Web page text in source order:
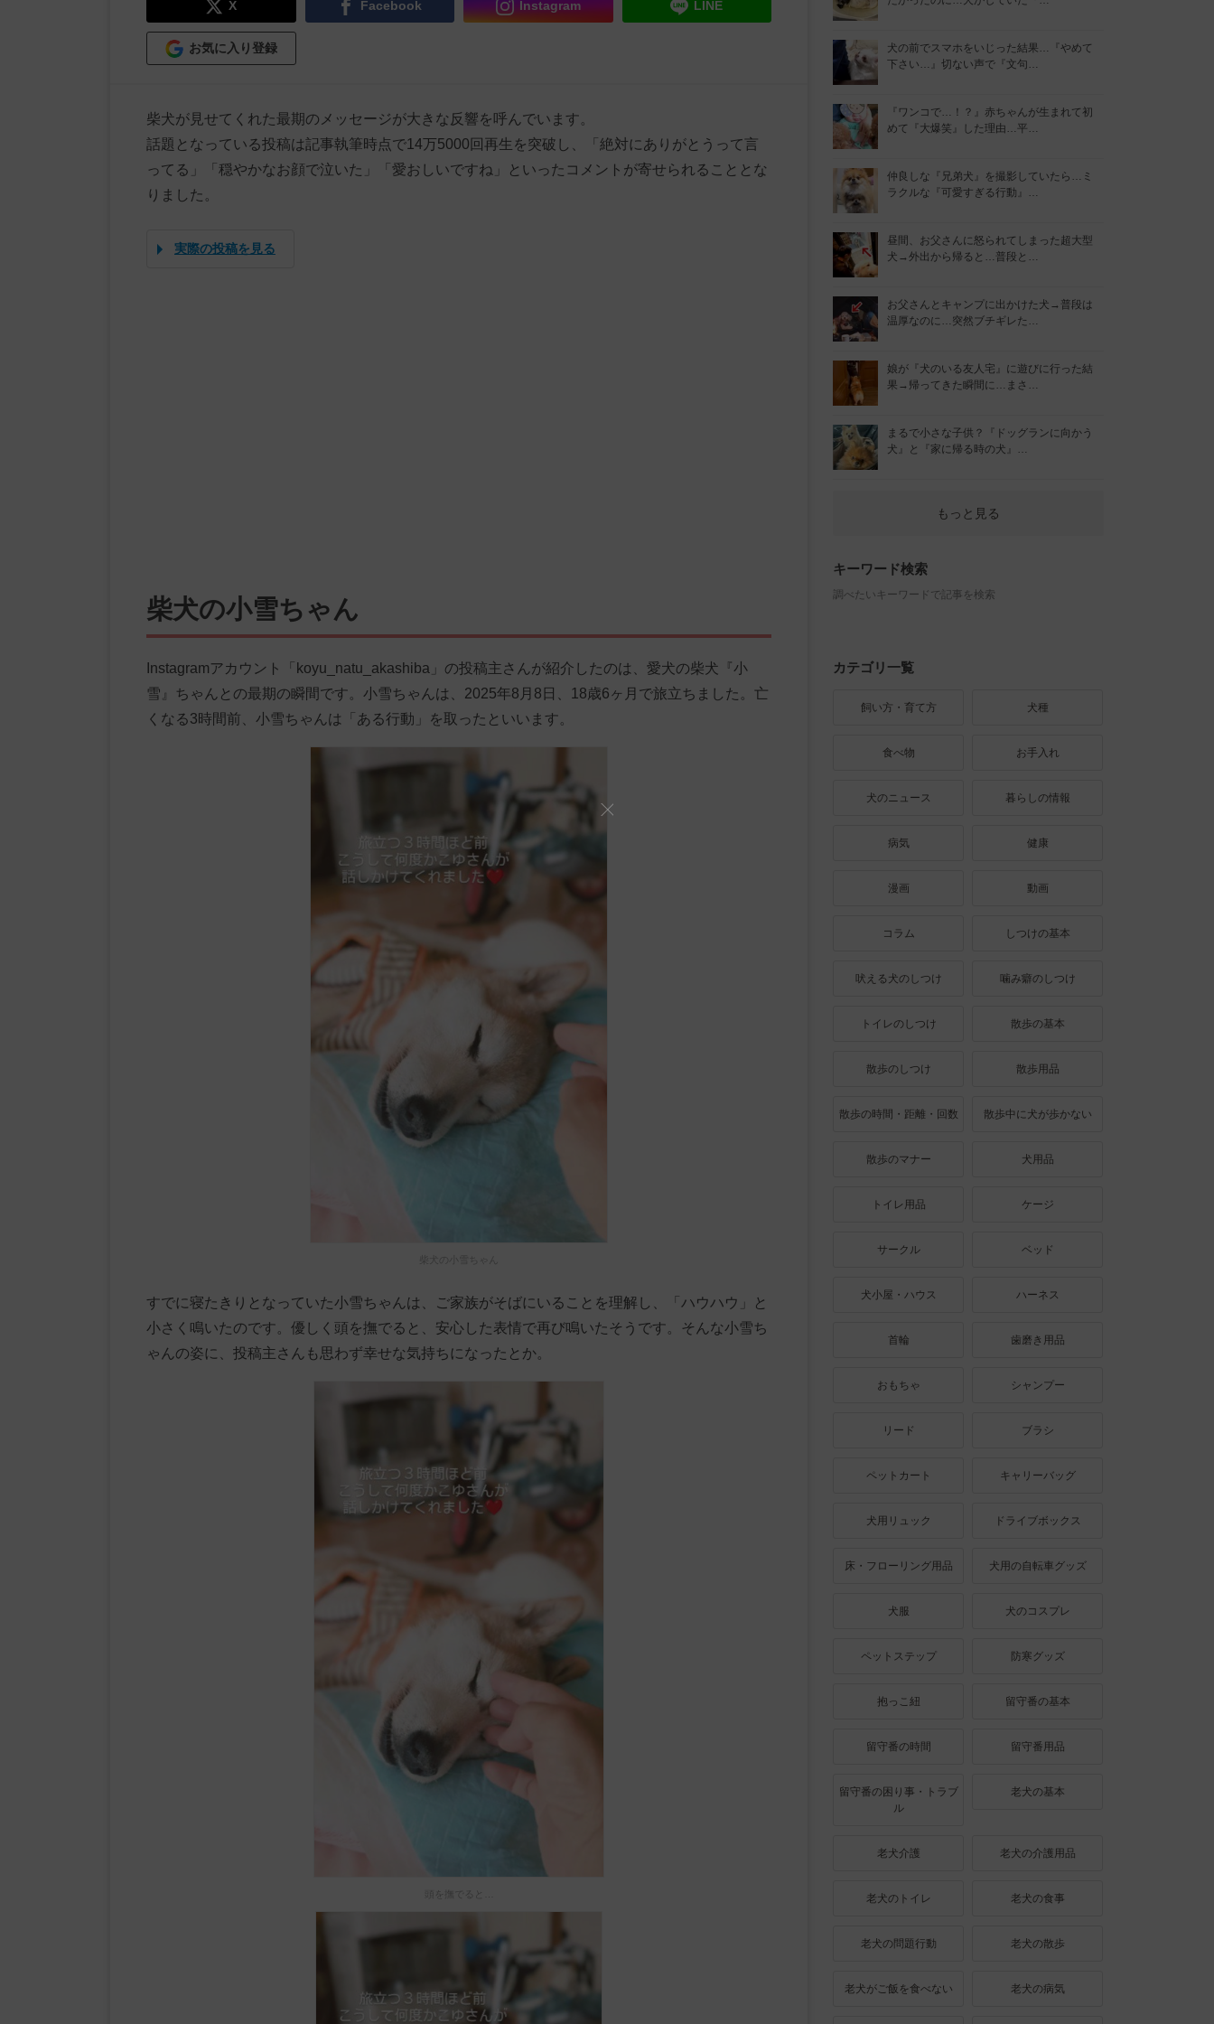
X Facebook Instagram LINE
お気に入り登録
柴犬が見せてくれた最期のメッセージが大きな反響を呼んでいます。
話題となっている投稿は記事執筆時点で14万5000回再生を突破し、「絶対にありがとうって言
ってる」「穏やかなお顔で泣いた」「愛おしいですね」といったコメントが寄せられることとな
りました。
実際の投稿を見る
柴犬の小雪ちゃん
Instagramアカウント「koyu_natu_akashiba」の投稿主さんが紹介したのは、愛犬の柴犬『小
雪』ちゃんとの最期の瞬間です。小雪ちゃんは、2025年8月8日、18歳6ヶ月で旅立ちました。亡
くなる3時間前、小雪ちゃんは「ある行動」を取ったといいます。
柴犬の小雪ちゃん
すでに寝たきりとなっていた小雪ちゃんは、ご家族がそばにいることを理解し、「ハウハウ」と
小さく鳴いたのです。優しく頭を撫でると、安心した表情で再び鳴いたそうです。そんな小雪ち
ゃんの姿に、投稿主さんも思わず幸せな気持ちになったとか。
頭を撫でると…
犬の前でスマホをいじった結果…『やめて
下さい…』切ない声で『文句…
『ワンコで…！？』赤ちゃんが生まれて初
めて『大爆笑』した理由…平…
仲良しな『兄弟犬』を撮影していたら…ミ
ラクルな『可愛すぎる行動』…
昼間、お父さんに怒られてしまった超大型
犬→外出から帰ると…普段と…
お父さんとキャンプに出かけた犬→普段は
温厚なのに…突然ブチギレた…
娘が『犬のいる友人宅』に遊びに行った結
果→帰ってきた瞬間に…まさ…
まるで小さな子供？『ドッグランに向かう
犬』と『家に帰る時の犬』…
もっと見る
キーワード検索
調べたいキーワードで記事を検索
カテゴリ一覧
飼い方・育て方 犬種
食べ物 お手入れ
犬のニュース 暮らしの情報
病気 健康
漫画 動画
コラム しつけの基本
吠える犬のしつけ 噛み癖のしつけ
トイレのしつけ 散歩の基本
散歩のしつけ 散歩用品
散歩の時間・距離・回数 散歩中に犬が歩かない
散歩のマナー 犬用品
トイレ用品 ケージ
サークル ベッド
犬小屋・ハウス ハーネス
首輪 歯磨き用品
おもちゃ シャンプー
リード ブラシ
ペットカート キャリーバッグ
犬用リュック ドライブボックス
床・フローリング用品 犬用の自転車グッズ
犬服 犬のコスプレ
ペットステップ 防寒グッズ
抱っこ紐 留守番の基本
留守番の時間 留守番用品
留守番の困り事・トラブ
ル
老犬の基本
老犬介護 老犬の介護用品
老犬のトイレ 老犬の食事
老犬の問題行動 老犬の散歩
老犬がご飯を食べない 老犬の病気